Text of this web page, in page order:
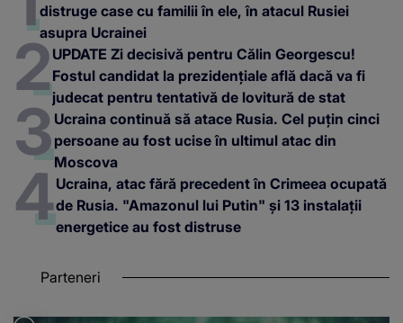
distruge case cu familii în ele, în atacul Rusiei
asupra Ucrainei
UPDATE Zi decisivă pentru Călin Georgescu!
Fostul candidat la prezidențiale află dacă va fi
judecat pentru tentativă de lovitură de stat
Ucraina continuă să atace Rusia. Cel puțin cinci
persoane au fost ucise în ultimul atac din
Moscova
Ucraina, atac fără precedent în Crimeea ocupată
de Rusia. "Amazonul lui Putin" și 13 instalații
energetice au fost distruse
Parteneri